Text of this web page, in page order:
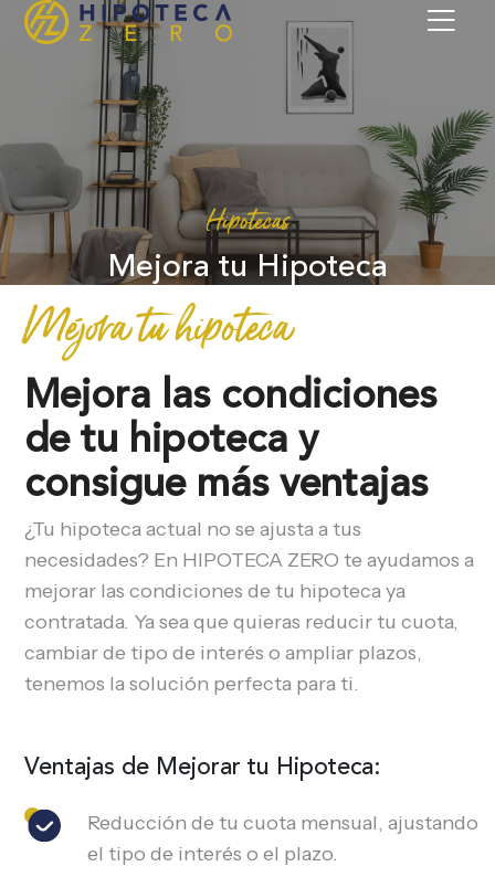
Hipotecas
Mejora tu Hipoteca
Mejora tu hipoteca
Mejora las condiciones
de tu hipoteca y
consigue más ventajas
¿Tu hipoteca actual no se ajusta a tus
necesidades? En HIPOTECA ZERO te ayudamos a
mejorar las condiciones de tu hipoteca ya
contratada. Ya sea que quieras reducir tu cuota,
cambiar de tipo de interés o ampliar plazos,
tenemos la solución perfecta para ti.
Ventajas de Mejorar tu Hipoteca:
Reducción de tu cuota mensual, ajustando
el tipo de interés o el plazo.